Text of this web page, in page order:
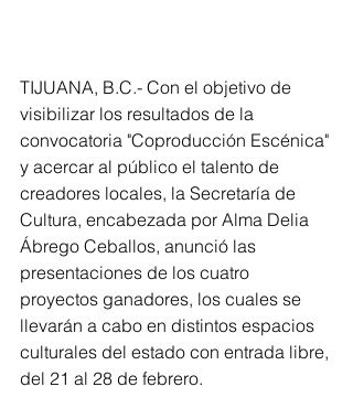
TIJUANA, B.C.- Con el objetivo de
visibilizar los resultados de la
convocatoria "Coproducción Escénica"
y acercar al público el talento de
creadores locales, la Secretaría de
Cultura, encabezada por Alma Delia
Ábrego Ceballos, anunció las
presentaciones de los cuatro
proyectos ganadores, los cuales se
llevarán a cabo en distintos espacios
culturales del estado con entrada libre,
del 21 al 28 de febrero.